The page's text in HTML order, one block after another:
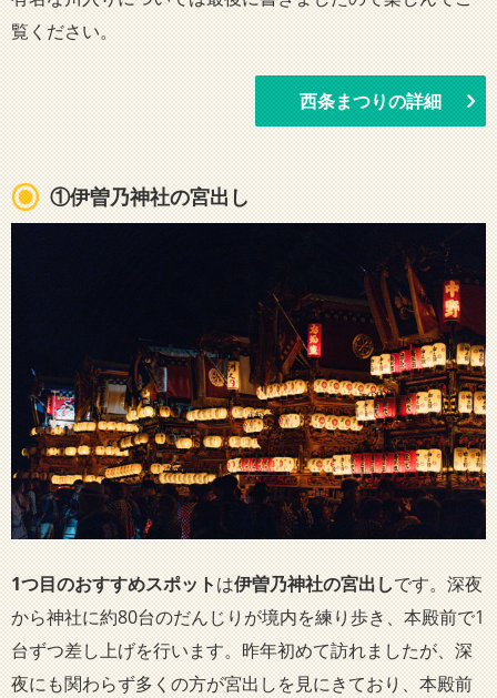
覧ください。
西条まつりの詳細
①伊曽乃神社の宮出し
1つ目のおすすめスポットは伊曽乃神社の宮出しです。深夜
から神社に約80台のだんじりが境内を練り歩き、本殿前で1
台ずつ差し上げを行います。昨年初めて訪れましたが、深
夜にも関わらず多くの方が宮出しを見にきており、本殿前